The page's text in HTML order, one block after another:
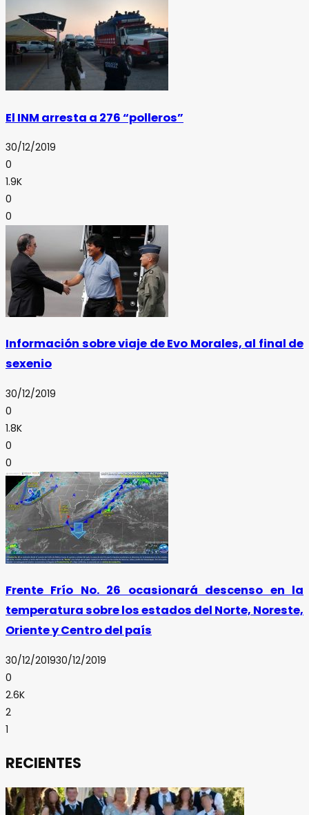
El INM arresta a 276 “polleros”
30/12/2019
0
1.9K
0
0
Información sobre viaje de Evo Morales, al final de
sexenio
30/12/2019
0
1.8K
0
0
Frente Frío No. 26 ocasionará descenso en la
temperatura sobre los estados del Norte, Noreste,
Oriente y Centro del país
30/12/201930/12/2019
0
2.6K
2
1
RECIENTES